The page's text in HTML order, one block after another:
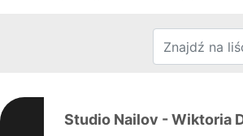
Studio Nailov - Wiktoria